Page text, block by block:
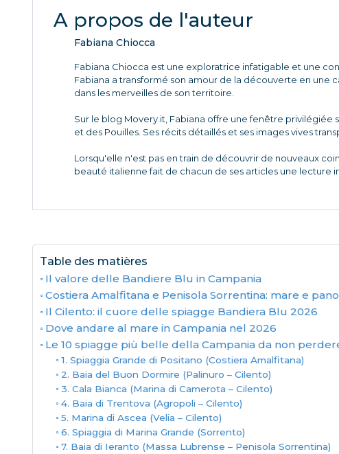
A propos de l'auteur
Fabiana Chiocca
Fabiana Chiocca est une exploratrice infatigable et une
Fabiana a transformé son amour de la découverte en
dans les merveilles de son territoire.
Sur le blog Movery.it, Fabiana offre une fenêtre
et des Pouilles. Ses récits détaillés et ses images vives
Lorsqu'elle n'est pas en train de découvrir de nouveaux
beauté italienne fait de chacun de ses articles une lecture
Table des matières
Il valore delle Bandiere Blu in Campania
Costiera Amalfitana e Penisola Sorrentina: mare e
Il Cilento: il cuore delle spiagge Bandiera Blu 2026
Dove andare al mare in Campania nel 2026
Le 10 spiagge più belle della Campania da non
1. Spiaggia Grande di Positano (Costiera Amalfitana)
2. Baia del Buon Dormire (Palinuro – Cilento)
3. Cala Bianca (Marina di Camerota – Cilento)
4. Baia di Trentova (Agropoli – Cilento)
5. Marina di Ascea (Velia – Cilento)
6. Spiaggia di Marina Grande (Sorrento)
7. Baia di Ieranto (Massa Lubrense – Penisola Sorrentina)